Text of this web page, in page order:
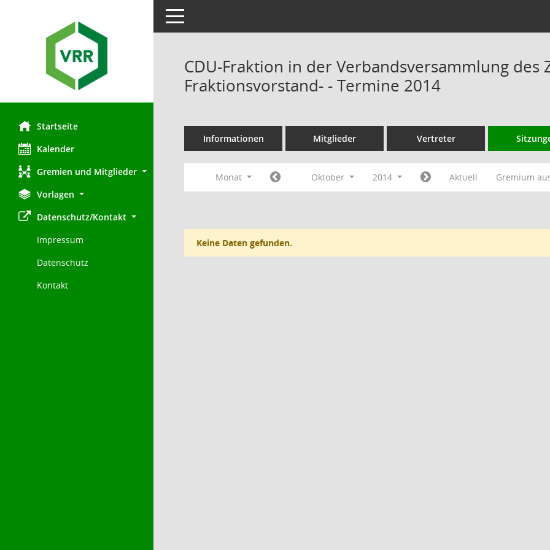
Startseite
Kalender
Gremien und Mitglieder
Vorlagen
Datenschutz/Kontakt
Impressum
Datenschutz
Kontakt
Toggle navigation
CDU-Fraktion in der Verbandsversammlung des
Fraktionsvorstand- - Termine 2014
Informationen Mitglieder Vertreter
Monat Oktober 2014 Aktuell Gremium
Keine Daten gefunden.